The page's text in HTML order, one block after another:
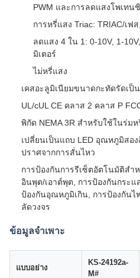
PWM และการลดแสงโพเทน
การหรี่แสง Triac: TRIAC/เฟ
ลดแสง 4 ใน 1: 0-10V, 1-
มิเตอร์
ไม่หรี่แสง
เคสอะลูมิเนียมขนาดกะทัดรัดเป็
UL/cUL CE คลาส 2 คลาส P
พิกัด NEMA 3R สำหรับใช้ในร่มห
เปลี่ยนเป็นแถบ LED อุณหภูมิสอ
ปราศจากการสั่นไหว
การป้องกันการรีเซ็ตอัตโนมัติสำ
อินพุต/เอาต์พุต, การป้องกันกระแ
ป้องกันอุณหภูมิเกิน, การป้องกันไ
ลัดวงจร
ข้อมูลจำเพาะ
แบบอย่าง
KS-24192a-
M#